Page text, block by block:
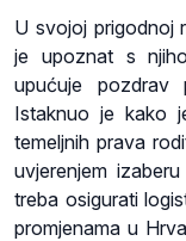
U svojoj prigodnoj
je upoznat s
upućuje pozdrav
Istaknuo je kako
temeljnih prava
uvjerenjem
treba osigurati
promjenama u